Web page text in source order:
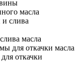
масла
и слива
масла
для откачки масла
откачки